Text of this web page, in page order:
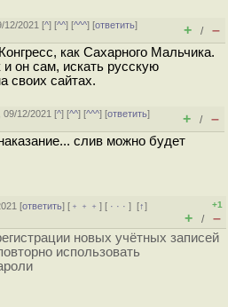
12/2021 [^] [^^] [^^^] [ответить]
+ / –
как Сахарного Мальчика.
и он сам, искать русскую
своих сайтах.
09/12/2021 [^] [^^] [^^^] [ответить]
+ / –
слив можно будет
[ответить] [ ﹢﹢﹢] [ · · ·][↑]
+1
+ / –
новых учётных записей
использовать